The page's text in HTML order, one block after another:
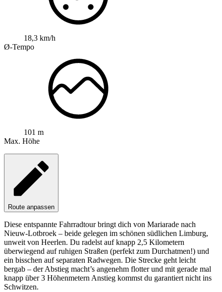
18,3 km/h
Ø-Tempo
101 m
Max. Höhe
Route anpassen
Diese entspannte Fahrradtour bringt dich von Mariarade nach
Nieuw-Lotbroek – beide gelegen im schönen südlichen Limburg,
unweit von Heerlen. Du radelst auf knapp 2,5 Kilometern
überwiegend auf ruhigen Straßen (perfekt zum Durchatmen!) und
ein bisschen auf separaten Radwegen. Die Strecke geht leicht
bergab – der Abstieg macht’s angenehm flotter und mit gerade mal
knapp über 3 Höhenmetern Anstieg kommst du garantiert nicht ins
Schwitzen.